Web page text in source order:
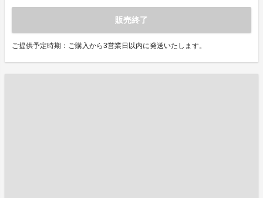
販売終了
ご提供予定時期：ご購入から3営業日以内に発送いたします。